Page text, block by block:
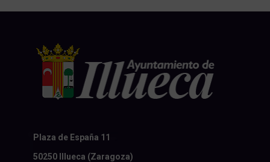
Plaza de España 11
50250 Illueca (Zaragoza)